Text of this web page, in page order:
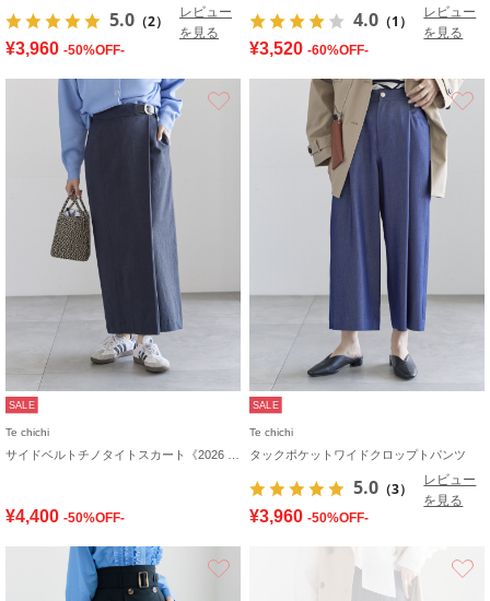
5.0 （2）
レビュー
を見る
¥3,960 -50%OFF-
4.0 （1）
レビュー
を見る
¥3,520 -60%OFF-
SALE
Te chichi
¥4,400 -50%OFF-
SALE
Te chichi
タックポケットワイドクロップトパンツ
5.0 （3）
レビュー
を見る
¥3,960 -50%OFF-